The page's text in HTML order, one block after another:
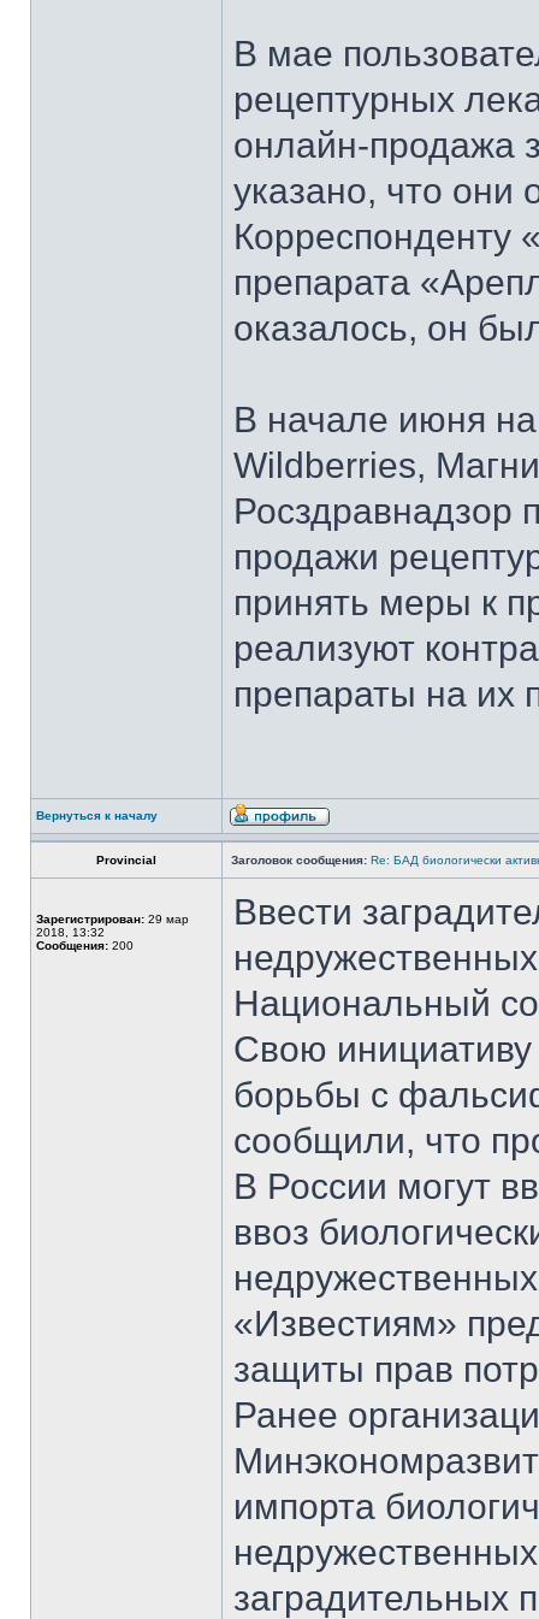
В мае
рецептурных
онлайн-продажа
указано, что они
Корреспонденту
препарата
оказалось, он
В начале июня
Wildberries,
Росздравнадзор
продажи
принять меры к
реализуют
препараты на их
Вернуться к началу
Provincial Заголовок сообщения: Re: БАД биологически
Зарегистрирован: 29 мар
2018, 13:32
Сообщения: 200
Ввести
Национальный
Свою
борьбы с
сообщили, что
В России могут
ввоз
«Известиям»
защиты прав
Ранее
импорта
заградительных